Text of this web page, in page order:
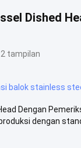
Dished
tampilan
balok stainless
Dengan
dengan